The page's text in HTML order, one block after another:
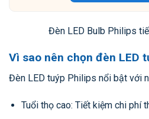
Đèn LED Bulb Philips
Vì sao nên chọn đèn LED
Đèn LED tuýp Philips nổi bật với
Tuổi thọ cao: Tiết kiệm chi phí